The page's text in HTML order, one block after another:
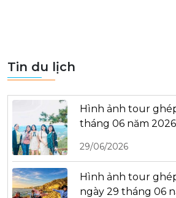
Tin du lịch
Hình ảnh tour
tháng 06 năm 2026
29/06/2026
Hình ảnh tour
ngày 29 tháng 06